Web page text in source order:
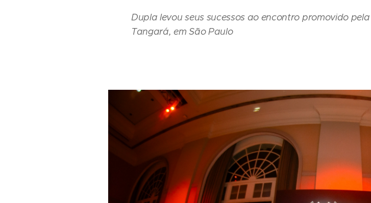
Dupla levou seus sucessos ao encontro promovido
Tangará, em São Paulo